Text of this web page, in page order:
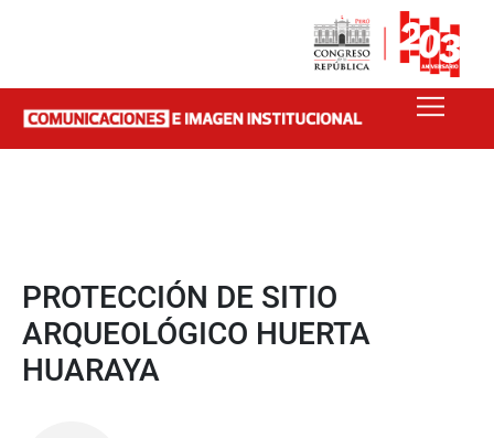
PROTECCIÓN DE SITIO
ARQUEOLÓGICO HUERTA
HUARAYA